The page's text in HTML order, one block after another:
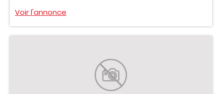
Voir l'annonce